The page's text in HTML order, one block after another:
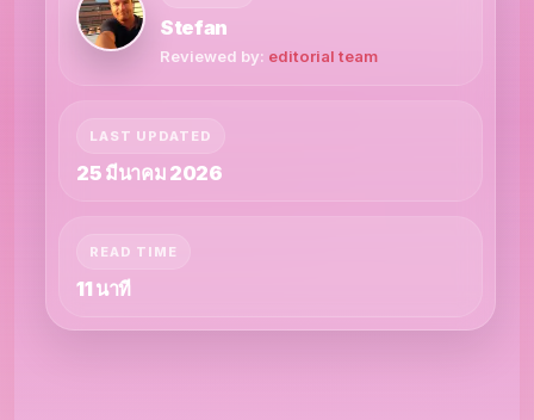
Stefan
Reviewed by: editorial team
LAST UPDATED
25 มีนาคม 2026
READ TIME
11 นาที